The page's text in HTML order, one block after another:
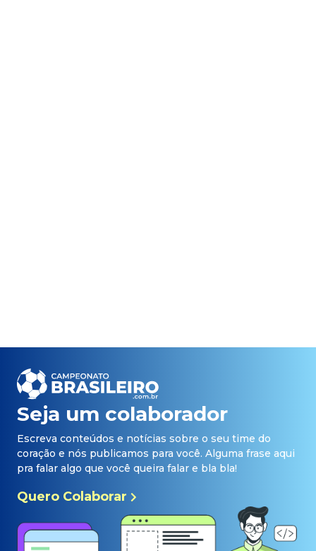
Seja um colaborador
Escreva conteúdos e notícias sobre o seu time do
coração e nós publicamos para você. Alguma frase aqui
pra falar algo que você queira falar e bla bla!
Quero Colaborar